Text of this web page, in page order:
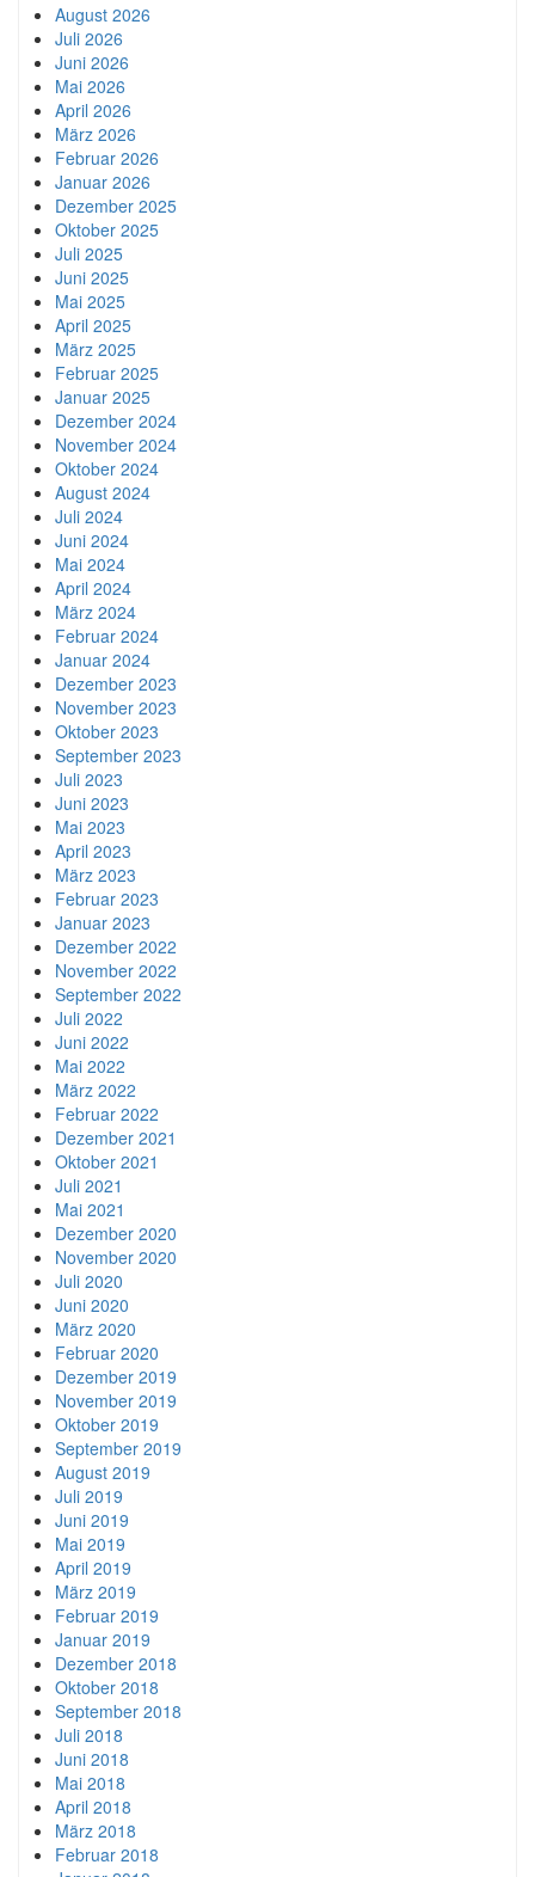
August 2026
Juli 2026
Juni 2026
Mai 2026
April 2026
März 2026
Februar 2026
Januar 2026
Dezember 2025
Oktober 2025
Juli 2025
Juni 2025
Mai 2025
April 2025
März 2025
Februar 2025
Januar 2025
Dezember 2024
November 2024
Oktober 2024
August 2024
Juli 2024
Juni 2024
Mai 2024
April 2024
März 2024
Februar 2024
Januar 2024
Dezember 2023
November 2023
Oktober 2023
September 2023
Juli 2023
Juni 2023
Mai 2023
April 2023
März 2023
Februar 2023
Januar 2023
Dezember 2022
November 2022
September 2022
Juli 2022
Juni 2022
Mai 2022
März 2022
Februar 2022
Dezember 2021
Oktober 2021
Juli 2021
Mai 2021
Dezember 2020
November 2020
Juli 2020
Juni 2020
März 2020
Februar 2020
Dezember 2019
November 2019
Oktober 2019
September 2019
August 2019
Juli 2019
Juni 2019
Mai 2019
April 2019
März 2019
Februar 2019
Januar 2019
Dezember 2018
Oktober 2018
September 2018
Juli 2018
Juni 2018
Mai 2018
April 2018
März 2018
Februar 2018